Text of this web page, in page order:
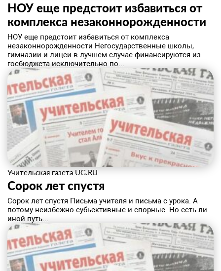
НОУ еще предстоит избавиться от
комплекса незаконнорожденности
НОУ еще предстоит избавиться от комплекса
незаконнорожденности Негосударственные школы,
гимназии и лицеи в лучшем случае финансируются из
госбюджета исключительно по...
Учительская газета UG.RU
Сорок лет спустя
Сорок лет спустя Письма учителя и письма с урока. А
потому неизбежно субьективные и спорные. Но есть ли
иной путь...